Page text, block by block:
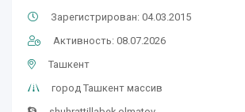
Зарегистрирован: 04.03.2015
Активность: 08.07.2026
Ташкент
город Ташкент массив